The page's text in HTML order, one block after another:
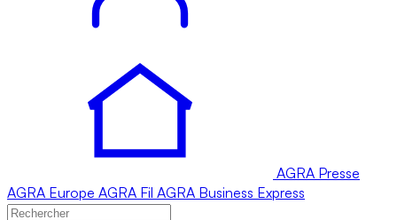
AGRA Presse
AGRA Europe AGRA Fil AGRA Business Express